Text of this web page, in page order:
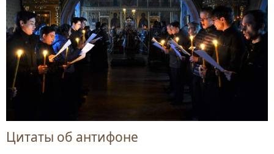
Цитаты об антифоне